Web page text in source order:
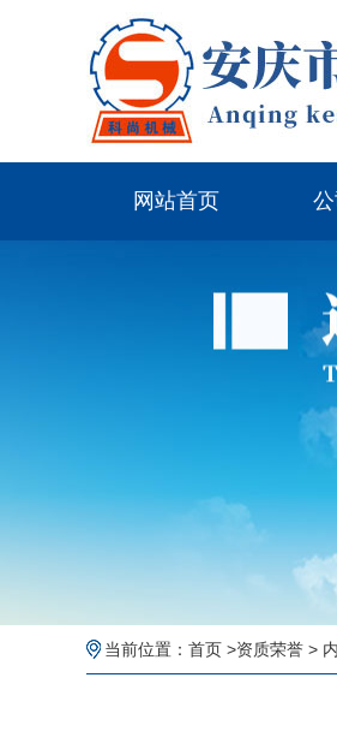
网站首页
当前位置： 首页 >资质荣誉 >